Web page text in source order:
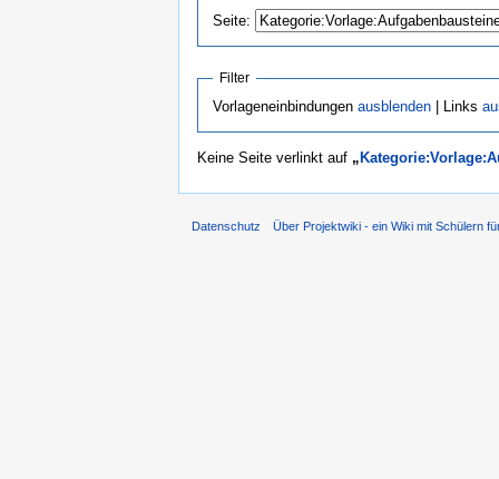
Seite:
Filter
Vorlageneinbindungen ausblenden| Links
Keine Seite verlinkt auf „
Datenschutz Über Projektwiki - ein Wiki mit Schülern